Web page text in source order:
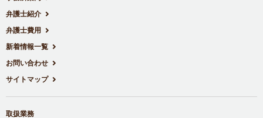
弁護士紹介
弁護士費用
新着情報一覧
お問い合わせ
サイトマップ
取扱業務